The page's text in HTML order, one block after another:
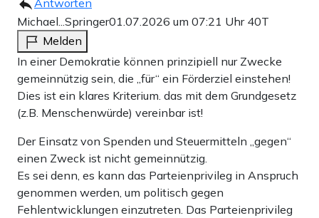
Antworten
Michael...Springer01.07.2026 um 07:21 Uhr 40T
Melden
In einer Demokratie können prinzipiell nur Zwecke
gemeinnützig sein, die „für“ ein Förderziel einstehen!
Dies ist ein klares Kriterium. das mit dem Grundgesetz
(z.B. Menschenwürde) vereinbar ist!
Der Einsatz von Spenden und Steuermitteln „gegen“
einen Zweck ist nicht gemeinnützig.
Es sei denn, es kann das Parteienprivileg in Anspruch
genommen werden, um politisch gegen
Fehlentwicklungen einzutreten. Das Parteienprivileg